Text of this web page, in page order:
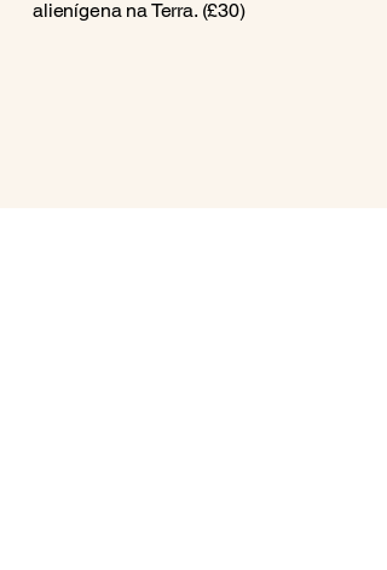
alienígena na Terra. (£30)